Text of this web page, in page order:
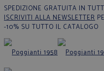
SPEDIZIONE GRATUITA IN
ISCRIVITI ALLA NEWSLETTER
-10% SU TUTTO IL CATALOGO